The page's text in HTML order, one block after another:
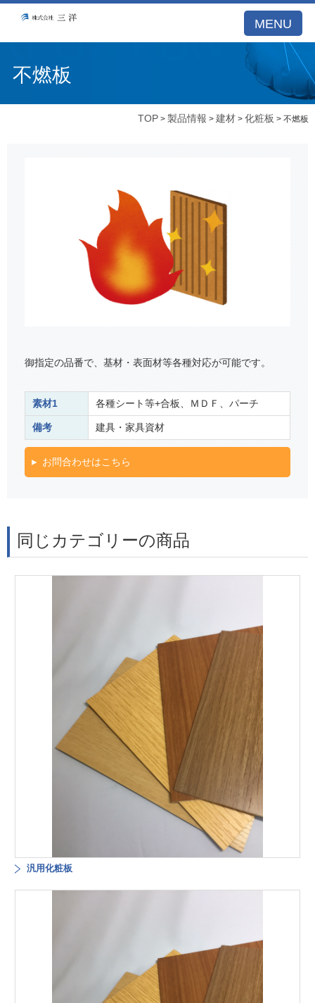
MENU
不燃板
TOP >製品情報 > 建材 >化粧板 > 不燃板
御指定の品番で、基材・表面材等各種対応が可能です。
素材1 各種シート等+合板、ＭＤＦ、パーチ
備考 建具・家具資材
お問合わせはこちら
同じカテゴリーの商品
汎用化粧板